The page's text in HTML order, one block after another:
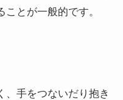
とが一般的です。
、手をつないだり抱き